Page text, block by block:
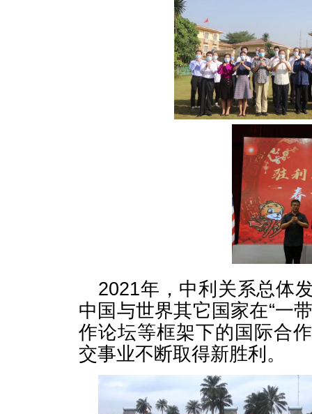
2021年，中利关系总体
中国与世界其它国家在“一
作论坛等框架下的国际合
交事业不断取得新胜利。